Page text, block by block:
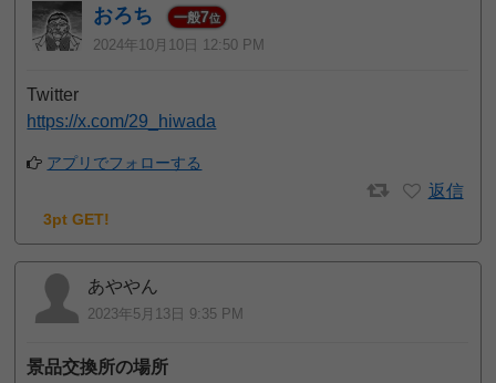
おろち 一般7位
2024年10月10日 12:50 PM
Twitter
https://x.com/29_hiwada
アプリでフォローする
返信
3pt GET!
あややん
2023年5月13日 9:35 PM
景品交換所の場所